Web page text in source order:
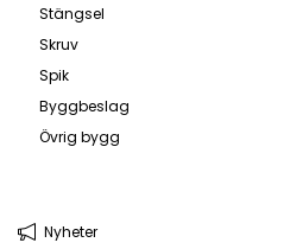
Nyheter
Stängsel
Skruv
Spik
Byggbeslag
Övrig bygg